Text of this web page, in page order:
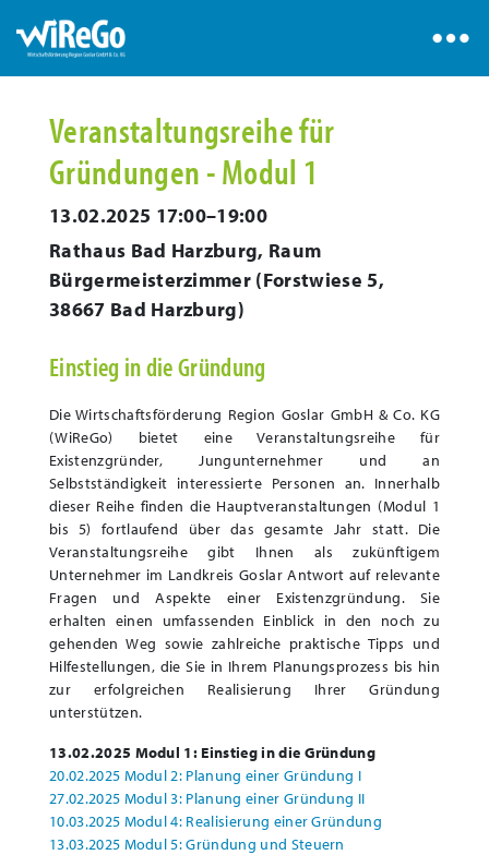
Veranstaltungsreihe für
Gründungen - Modul 1
13.02.2025 17:00–19:00
Rathaus Bad Harzburg, Raum
Bürgermeisterzimmer (Forstwiese 5,
38667 Bad Harzburg)
Einstieg in die Gründung
Die Wirtschaftsförderung Region Goslar GmbH & Co. KG
(WiReGo) bietet eine Veranstaltungsreihe für
Existenzgründer, Jungunternehmer und an
Selbstständigkeit interessierte Personen an. Innerhalb
dieser Reihe finden die Hauptveranstaltungen (Modul 1
bis 5) fortlaufend über das gesamte Jahr statt. Die
Veranstaltungsreihe gibt Ihnen als zukünftigem
Unternehmer im Landkreis Goslar Antwort auf relevante
Fragen und Aspekte einer Existenzgründung. Sie
erhalten einen umfassenden Einblick in den noch zu
gehenden Weg sowie zahlreiche praktische Tipps und
Hilfestellungen, die Sie in Ihrem Planungsprozess bis hin
zur erfolgreichen Realisierung Ihrer Gründung
unterstützen.
13.02.2025 Modul 1: Einstieg in die Gründung
20.02.2025 Modul 2: Planung einer Gründung I
27.02.2025 Modul 3: Planung einer Gründung II
10.03.2025 Modul 4: Realisierung einer Gründung
13.03.2025 Modul 5: Gründung und Steuern